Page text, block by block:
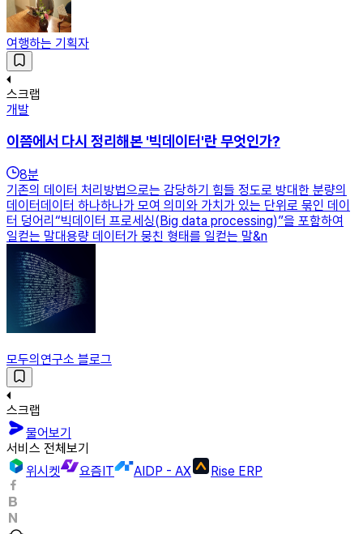
여행하는 기획자
스크랩
개발
이쯤에서 다시 정리해본 '빅데이터'란 무엇인가?
8분
기존의 데이터 처리방법으로는 감당하기 힘들 정도로 방대한 분량의
데이터데이터 하나하나가 모여 의미와 가치가 있는 단위로 묶인 데이
터 덩어리“빅데이터 프로세싱(Big data processing)”을 포함하여
일컫는 말대용량 데이터가 뭉친 형태를 일컫는 말&n
모두의연구소 블로그
스크랩
물어보기
서비스 전체보기
위시켓
요즘IT AIDP - AX Rise ERP